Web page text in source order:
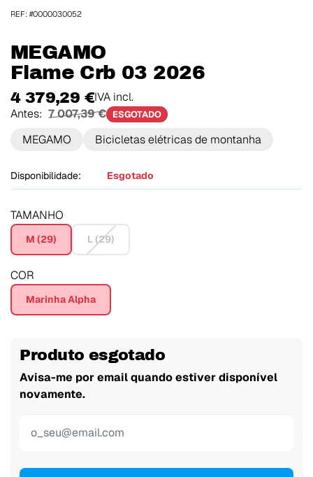
MEGAMO
Flame Crb 03 2026
4 379,29 €IVA incl.
Antes: 7 007,39 € ESGOTADO
MEGAMO Bicicletas elétricas de montanha
Disponibilidade: Esgotado
TAMANHO
M (29) L (29)
COR
Marinha Alpha
Produto esgotado
Avisa-me por email quando estiver disponível
novamente.
REF: #0000030052